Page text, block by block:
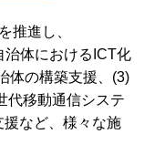
推進し、
治体におけるICT化
体の構築支援、(3)
代移動通信システ
援など、様々な施